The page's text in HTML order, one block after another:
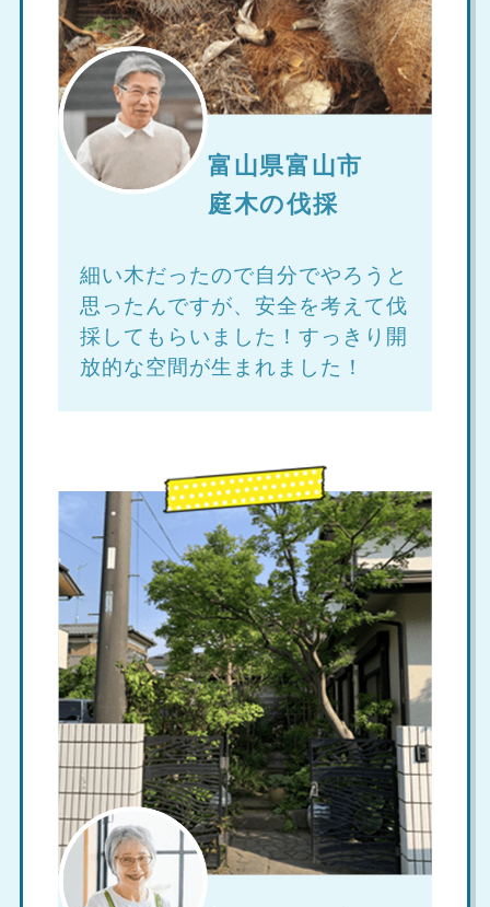
富山県富山市
庭木の伐採
細い木だったので自分でやろうと
思ったんですが、安全を考えて伐
採してもらいました！すっきり開
放的な空間が生まれました！